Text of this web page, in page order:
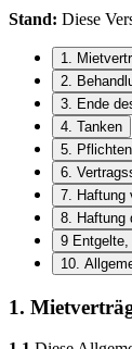
Stand: Diese
1.
2.
3. Ende
4. Tanken
5.
6.
7. Haftung
8. Haftung
9 Entgelte,
10.
1.